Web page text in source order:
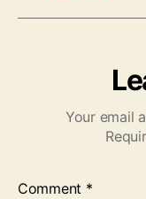
Your email
Comment *